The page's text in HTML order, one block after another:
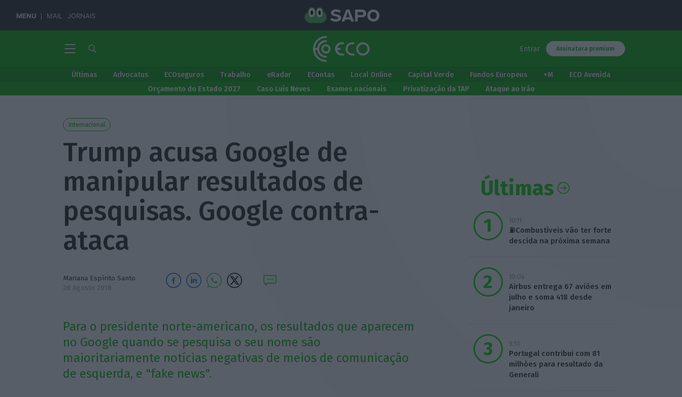
MENU MAIL JORNAIS
Entrar Assinatura premium
Últimas Advocatus ECOseguros Trabalho eRadar EContas Local Online Capital Verde Fundos Europeus +M
ECO Avenida
Orçamento do Estado 2027
Caso Luís Neves Exames nacionais Privatização da TAP Ataque ao Irão
Internacional
Trump acusa Google de
manipular resultados de
pesquisas. Google contra-
ataca
Mariana Espírito Santo
28 Agosto 2018
Para o presidente norte-americano, os resultados que aparecem
no Google quando se pesquisa o seu nome são
maioritariamente notícias negativas de meios de comunicação
de esquerda, e "fake news".
Últimas
10:11
⛽Combustíveis vão ter forte
descida na próxima semana
10:04
Airbus entrega 67 aviões em
julho e soma 418 desde
janeiro
9:51
Portugal contribui com 81
milhões para resultado da
Generali